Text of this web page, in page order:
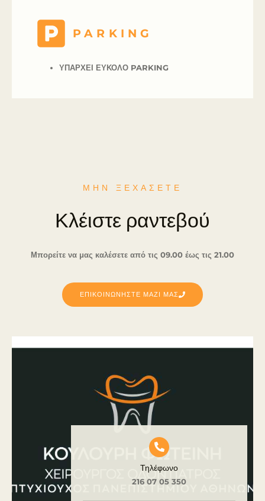
PARKING
ΥΠΑΡΧΕΙ ΕΥΚΟΛΟ PARKING
Τηλέφωνο
216 07 05 350
ΜΗΝ ΞΕΧΑΣΕΤΕ
Κλέιστε ραντεβού
Μπορείτε να μας καλέσετε από τις 09.00 έως τις 21.00
ΕΠΙΚΟΙΝΩΝΗΣΤΕ ΜΑΖΙ ΜΑΣ